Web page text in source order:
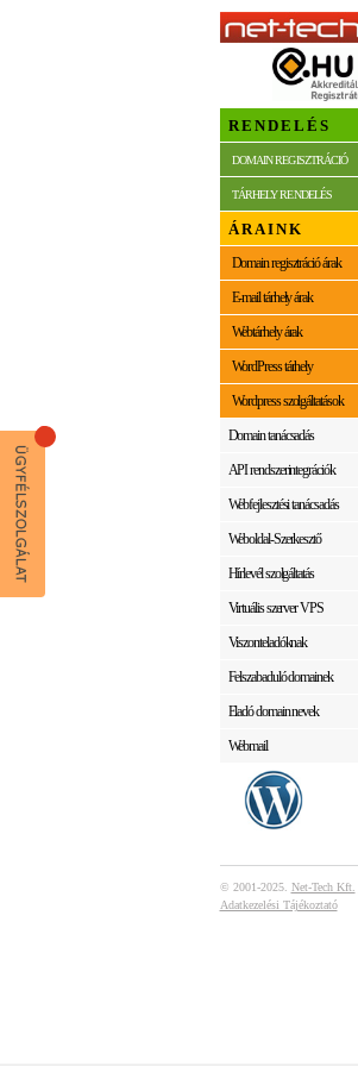
RENDELÉS
DOMAIN REGISZTRÁCIÓ
TÁRHELY RENDELÉS
ÁRAINK
Domain regisztráció árak
E-mail tárhely árak
Webtárhely árak
WordPress tárhely
Wordpress szolgáltatások
Domain tanácsadás
API rendszerintegrációk
Webfejlesztési tanácsadás
Weboldal-Szerkesztő
Hírlevél szolgáltatás
Virtuális szerver VPS
Viszonteladóknak
Felszabaduló domainek
Eladó domain nevek
Webmail
© 2001-2025. Net-Tech Kft.
Adatkezelési Tájékoztató